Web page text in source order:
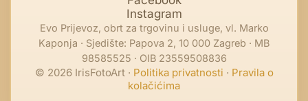
Instagram
Evo Prijevoz, obrt za trgovinu i usluge, vl. Marko
Kaponja · Sjedište: Papova 2, 10 000 Zagreb · MB
98585525 · OIB 23559508836
© 2026 IrisFotoArt · Politika privatnosti · Pravila o
kolačićima